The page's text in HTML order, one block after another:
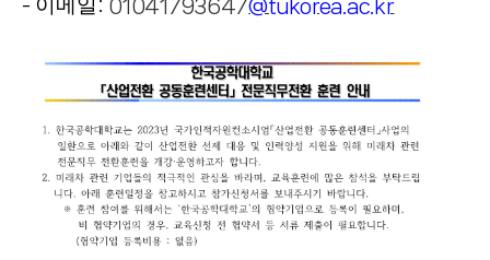
- 이메일 : 01041793647@tukorea.ac.kr